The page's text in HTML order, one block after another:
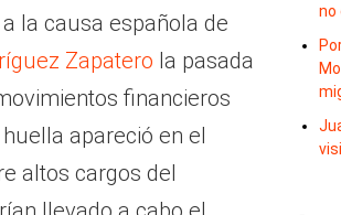
la causa española de
Zapatero la pasada
financieros
apareció en el
altos cargos del
no